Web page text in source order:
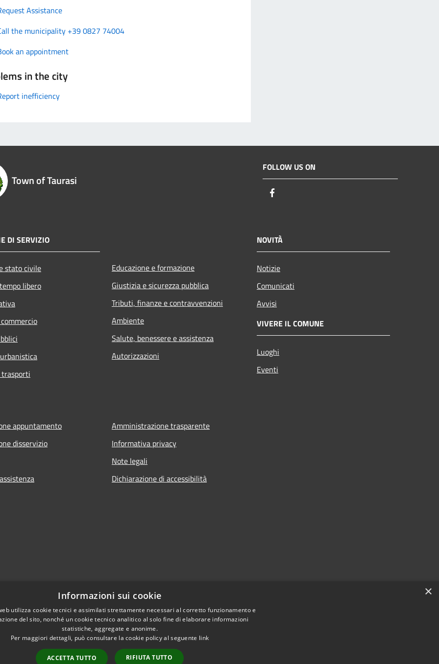
Assistance
the municipality +39 0827 74004
an appointment
in the city
inefficiency
Town of Taurasi
FOLLOW US ON
DI SERVIZIO
stato civile
libero
Educazione e formazione
Giustizia e sicurezza pubblica
Tributi, finanze e contravvenzioni
Ambiente
Salute, benessere e assistenza
Autorizzazioni
NOVITÀ
Notizie
Comunicati
Avvisi
VIVERE IL COMUNE
Luoghi
Eventi
appuntamento
disservizio
Amministrazione trasparente
Informativa privacy
Note legali
Dichiarazione di accessibilità
×
Informazioni sui cookie
utilizza cookie tecnici e assimilati strettamente necessari al corretto funzionamento e
del sito, nonché un cookie tecnico analitico al solo fine di elaborare informazioni
statistiche, aggregate e anonime.
Per maggiori dettagli, può consultare la cookie policy al seguente link
ACCETTA TUTTO RIFIUTA TUTTO